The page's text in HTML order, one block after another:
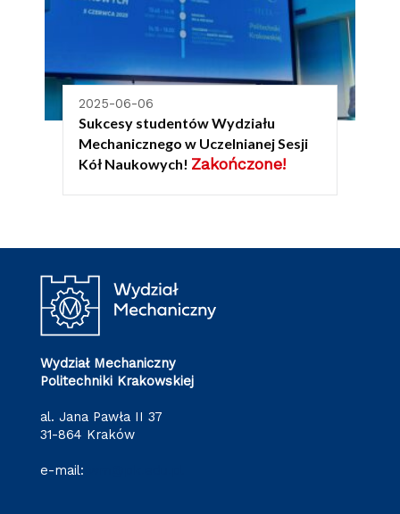
2025-06-06
Sukcesy studentów Wydziału
Mechanicznego w Uczelnianej Sesji
Kół Naukowych! Zakończone!
Wydział Mechaniczny
Politechniki Krakowskiej
al. Jana Pawła II 37
31-864 Kraków
e-mail: